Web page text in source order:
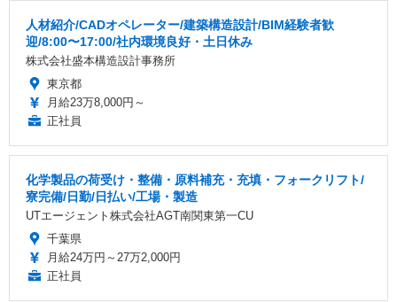
人材紹介/CADオペレーター/建築構造設計/BIM経験者歓
迎/8:00〜17:00/社内環境良好・土日休み
株式会社盛本構造設計事務所
東京都
月給23万8,000円～
正社員
化学製品の荷受け・整備・原料補充・充填・フォークリフト/
寮完備/日勤/日払い/工場・製造
UTエージェント株式会社AGT南関東第一CU
千葉県
月給24万円～27万2,000円
正社員